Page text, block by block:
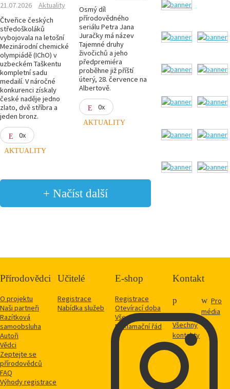
21.07.2026
Aktuality
Čtveřice českých
středoškoláků
vybojovala na letošní
Mezinárodní chemické
olympiádě (IChO) v
uzbeckém Taškentu
kompletní sadu
medailí. V náročné
konkurenci získaly
české naděje jedno
zlato, dvě stříbra a
jeden bronz.
0x
AKTUALITY
Osmý díl
přírodovědného
seriálu Petra Jana
Juračky má název
Tajemné druhy
živočichů a jeho
předpremiéra
proběhne již příští
úterý, 28. července na
Albertově.
0x
AKTUALITY
+ Načíst další
Přírodovědci
O projektu
Naši partneři
Razítková
samoobsluha
Autoři
Vědci
Zeptejte se
přírodovědců
FAQ
Výhody registrace
Učitelé
Registrace
Nabídka služeb
E-shop
Registrace
Otevírací doba
Vše o nákupu
Reklamační řád
Kontakt
Všechny
kontakty
Pro
média